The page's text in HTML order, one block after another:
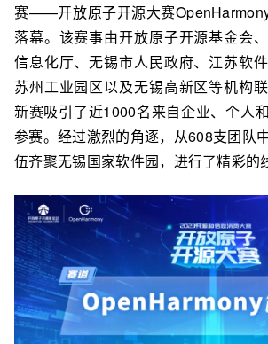
赛——开放原子开源大赛
落幕。该赛事由开放原子开源基金会
信息化厅、无锡市人民政府、江苏软
苏州工业园区以及无锡高新区等机构
新赛吸引了近1000名来自企业、个人
参赛。经过激烈的角逐，从608支团队
伍齐聚无锡国家软件园，进行了精彩的